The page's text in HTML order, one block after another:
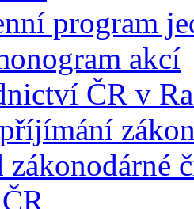
program
akcí
ČR v
zákonodárné